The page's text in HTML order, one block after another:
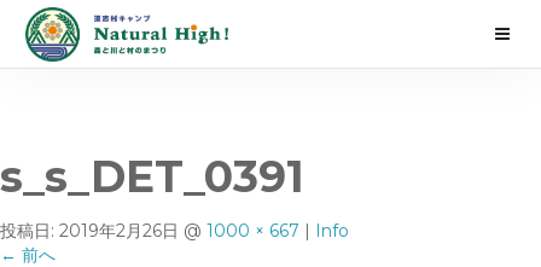
s_s_DET_0391
投稿日: 2019年2月26日 @ 1000 × 667 | Info
← 前へ